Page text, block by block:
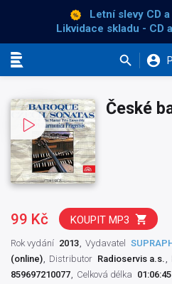
Letní slevy CD
Likvidace skladu - CD
České
99 Kč KOUPIT MP3
Rok vydání 2013 Vydavatel
(online)
Distributor Radioservis a.s.
859697210077
Celková délka 01:06:45